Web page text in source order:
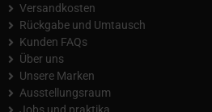
Versandkosten
Rückgabe und Umtausch
Kunden FAQs
Über uns
Unsere Marken
Ausstellungsraum